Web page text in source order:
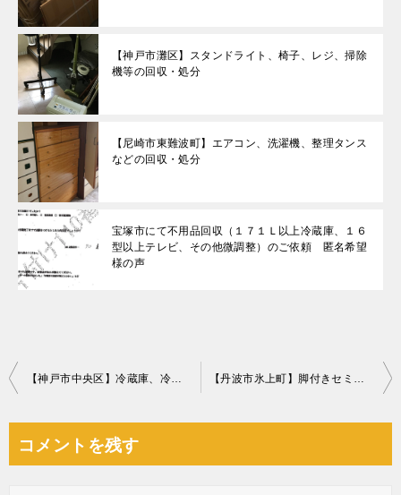
【神戸市灘区】スタンドライト、椅子、レジ、掃除
機等の回収・処分
【尼崎市東難波町】エアコン、洗濯機、整理タンス
などの回収・処分
宝塚市にて不用品回収（１７１Ｌ以上冷蔵庫、１６
型以上テレビ、その他微調整）のご依頼 匿名希望
様の声
投
ビ
【神戸市中央区】冷蔵庫、冷蔵ショーケース、PCの回収・処分 お客様の声 【丹波市氷上町】脚付きセミダブルベッド1点の回収・処分 お客様の声
コメントを残す